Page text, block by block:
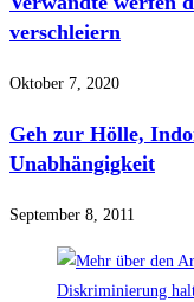
verschleiern
Oktober 7, 2020
Geh zur Hölle,
Unabhängigkeit
September 8, 2011